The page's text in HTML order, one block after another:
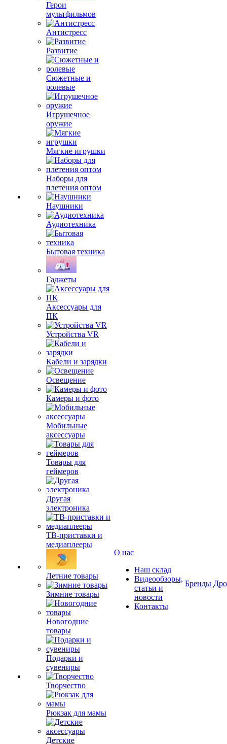
Герои
мультфильмов
Антистресс
Развитие
Сюжетные и
ролевые
Игрушечное
оружие
Мягкие игрушки
Наборы для
плетения оптом
Наушники
Аудиотехника
Бытовая техника
Гаджеты
Аксессуары для
ПК
Устройства VR
Кабели и зарядки
Освещение
Камеры и фото
Мобильные
аксессуары
Товары для
геймеров
Другая
электроника
ТВ-приставки и
медиаплееры
Летние товары
Зимние товары
Новогодние
товары
Подарки и
сувениры
Творчество
Рюкзак для мамы
Детские
О нас
Наш склад
Видеообзоры,
статьи и
новости
Контакты
Бренды